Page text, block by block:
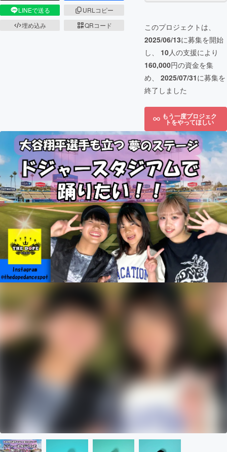
LINEで送る
URLコピー
埋め込み
QRコード
このプロジェクトは、
2025/06/13に募集を開始
し、 10人の支援により
160,000円の資金を集
め、 2025/07/31に募集を
終了しました
もう一度プロジェク
トをやってほしい